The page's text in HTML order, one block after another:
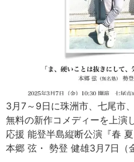
3月7～9日に珠洲市、七尾市
無料の新作コメディーを上演
応援 能登半島縦断公演『春
本郷 弦・ 勢登 健雄3月7日